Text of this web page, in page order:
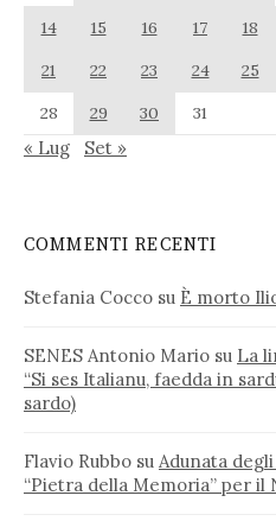
14
15 16 17 18
21
22 23 24 25
28
29 30 31
« Lug Set »
COMMENTI RECENTI
Stefania Cocco su È morto
SENES Antonio Mario su La
“Si ses Italianu, faedda in
sardo)
Flavio Rubbo su Adunata
“Pietra della Memoria” per il